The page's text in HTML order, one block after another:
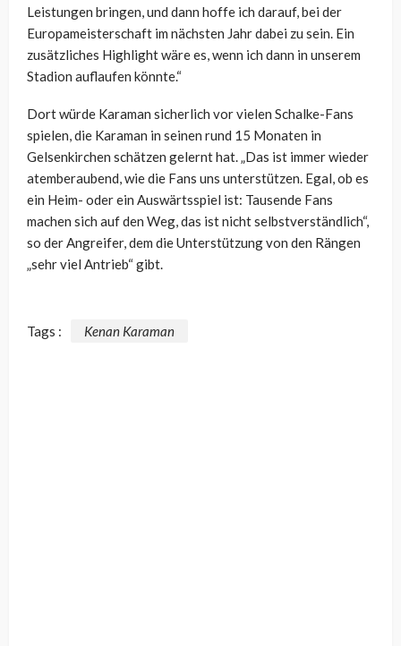
Leistungen bringen, und dann hoffe ich darauf, bei der
Europameisterschaft im nächsten Jahr dabei zu sein. Ein
zusätzliches Highlight wäre es, wenn ich dann in unserem
Stadion auflaufen könnte.“
Dort würde Karaman sicherlich vor vielen Schalke-Fans
spielen, die Karaman in seinen rund 15 Monaten in
Gelsenkirchen schätzen gelernt hat. „Das ist immer wieder
atemberaubend, wie die Fans uns unterstützen. Egal, ob es
ein Heim- oder ein Auswärtsspiel ist: Tausende Fans
machen sich auf den Weg, das ist nicht selbstverständlich“,
so der Angreifer, dem die Unterstützung von den Rängen
„sehr viel Antrieb“ gibt.
Tags : Kenan Karaman